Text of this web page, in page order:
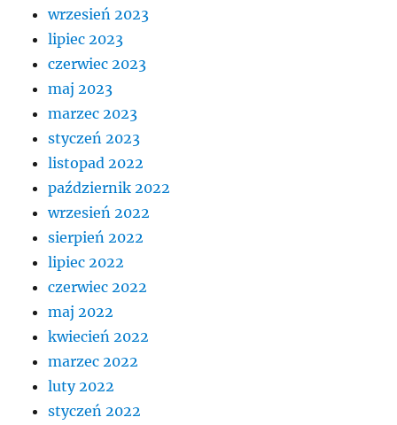
wrzesień 2023
lipiec 2023
czerwiec 2023
maj 2023
marzec 2023
styczeń 2023
listopad 2022
październik 2022
wrzesień 2022
sierpień 2022
lipiec 2022
czerwiec 2022
maj 2022
kwiecień 2022
marzec 2022
luty 2022
styczeń 2022